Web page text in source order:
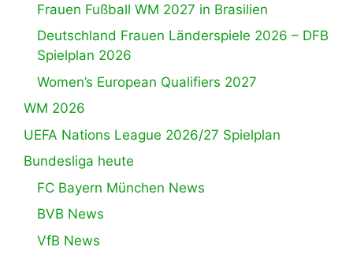
Frauen Fußball WM 2027 in Brasilien
Deutschland Frauen Länderspiele 2026 – DFB
Spielplan 2026
Women’s European Qualifiers 2027
WM 2026
UEFA Nations League 2026/27 Spielplan
Bundesliga heute
FC Bayern München News
BVB News
VfB News